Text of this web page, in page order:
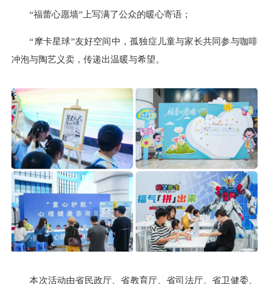
“福蕾心愿墙”上写满了公众的暖心寄语；
“摩卡星球”友好空间中，孤独症儿童与家长共同参与咖啡
冲泡与陶艺义卖，传递出温暖与希望。
本次活动由省民政厅、省教育厅、省司法厅、省卫健委、